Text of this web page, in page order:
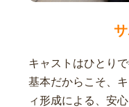
キャストはひとり
基本だからこそ、
ィ形成による、安